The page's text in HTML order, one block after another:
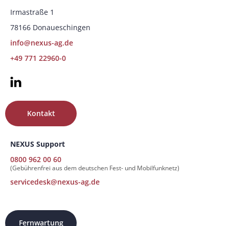
Irmastraße 1
78166 Donaueschingen
info@nexus-ag.de
+49 771 22960-0
NEXUS Support
0800 962 00 60
(Gebührenfrei aus dem deutschen Fest- und Mobilfunknetz)
servicedesk@nexus-ag.de
Kontakt
Fernwartung